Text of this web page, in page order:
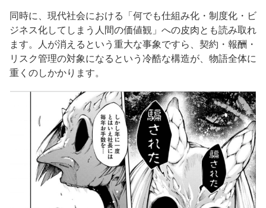
同時に、現代社会における「何でも仕組み化・制度化・ビ
ジネス化してしまう人間の価値観」への皮肉とも読み取れ
ます。人が消えるという重大な事象ですら、契約・報酬・
リスク管理の対象になるという冷酷な構造が、物語全体に
重くのしかかります。